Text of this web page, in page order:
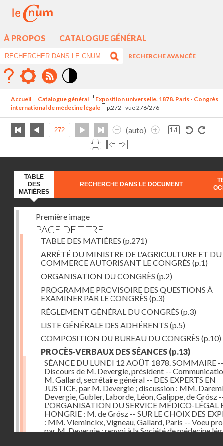
À PROPOS CATALOGUE GÉNÉRAL
RECHERCHE AVANCÉE
élévé
Accueil Catalogue général
Exposition universelle. 1878. Paris - Congrès
international de médecine légale
p.272 - vue 276/276
(auto)
TABLE
DES
MATIÈRES
RECHERCHE DANS LE DOCUMENT
Première image
PAGE DE TITRE
TABLE DES MATIÈRES (p.271)
ARRÊTÉ DU MINISTRE DE L'AGRICULTURE ET DU
COMMERCE AUTORISANT LE CONGRÈS (p.1)
ORGANISATION DU CONGRÈS (p.2)
PROGRAMME PROVISOIRE DES QUESTIONS À
EXAMINER PAR LE CONGRÈS (p.3)
RÈGLEMENT GÉNÉRAL DU CONGRÈS (p.3)
LISTE GÉNÉRALE DES ADHÉRENTS (p.5)
COMPOSITION DU BUREAU DU CONGRÈS (p.10)
PROCÈS-VERBAUX DES SÉANCES (p.13)
SÉANCE DU LUNDI 12 AOÛT 1878. SOMMAIRE --
Discours de M. Devergie, président --
M. Gallard, secrétaire général -- DES EXPERTS EN
JUSTICE, par M. Devergie ; discussion : MM.
Devergie, Gubler, Laborde, Léon, Galippe, de Grósz
L'ORGANISATION DU SERVICE MÉDICO-LÉGAL
HONGRIE : M. de Grósz -- SUR LE CHOIX DES
: MM. Vleminckx, Vigneau, Gallard, Paris -- Voeu
par M. Devergie ; renvoi à la Société de médecine